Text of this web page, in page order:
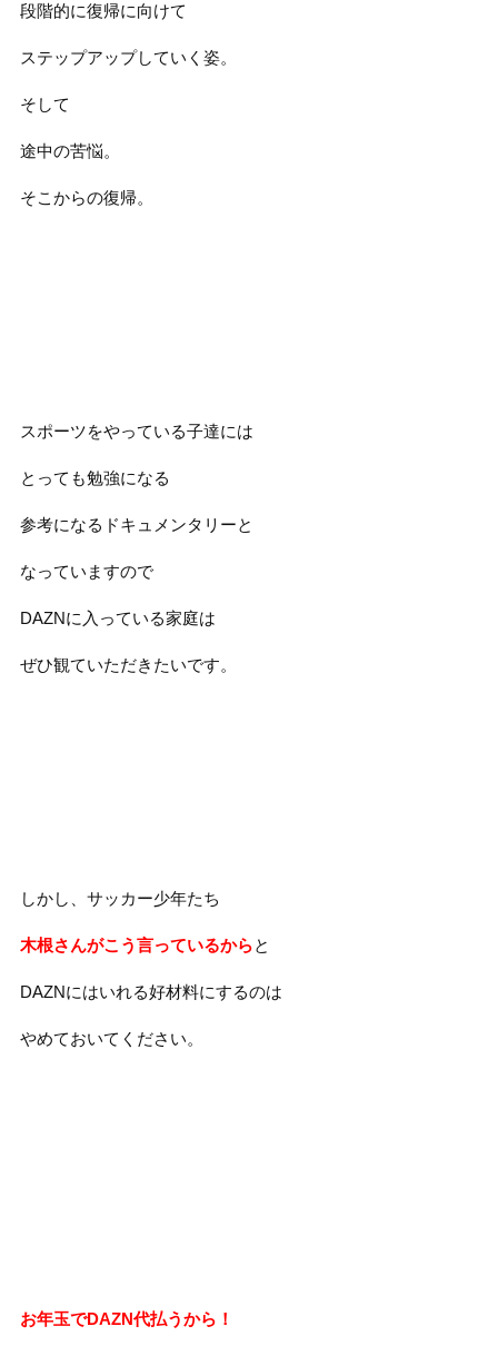
段階的に復帰に向けて
ステップアップしていく姿。
そして
途中の苦悩。
そこからの復帰。
スポーツをやっている子達には
とっても勉強になる
参考になるドキュメンタリーと
なっていますので
DAZNに入っている家庭は
ぜひ観ていただきたいです。
しかし、サッカー少年たち
木根さんがこう言っているからと
DAZNにはいれる好材料にするのは
やめておいてください。
お年玉でDAZN代払うから！